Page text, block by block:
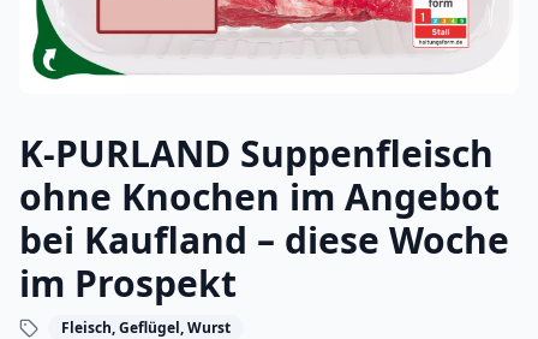
K-PURLAND Suppenfleisch
ohne Knochen im Angebot
bei Kaufland – diese Woche
im Prospekt
Fleisch, Geflügel, Wurst